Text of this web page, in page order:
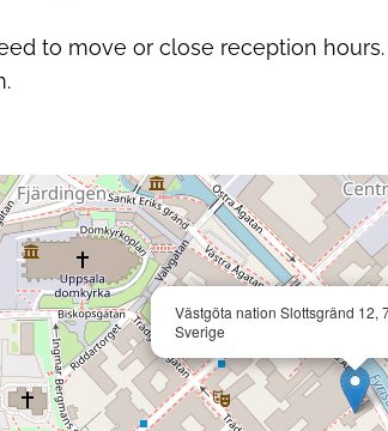
to move or close reception
Västgöta nation Slottsgränd 12,
Sverige